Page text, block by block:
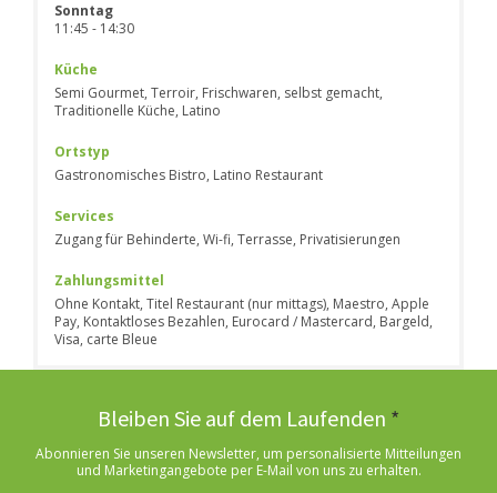
Sonntag
11:45 - 14:30
Küche
Semi Gourmet, Terroir, Frischwaren, selbst gemacht,
Traditionelle Küche, Latino
Ortstyp
Gastronomisches Bistro, Latino Restaurant
Services
Zugang für Behinderte, Wi-fi, Terrasse, Privatisierungen
Zahlungsmittel
Ohne Kontakt, Titel Restaurant (nur mittags), Maestro, Apple
Pay, Kontaktloses Bezahlen, Eurocard / Mastercard, Bargeld,
Visa, carte Bleue
Bleiben Sie auf dem Laufenden *
Abonnieren Sie unseren Newsletter, um personalisierte Mitteilungen
und Marketingangebote per E-Mail von uns zu erhalten.